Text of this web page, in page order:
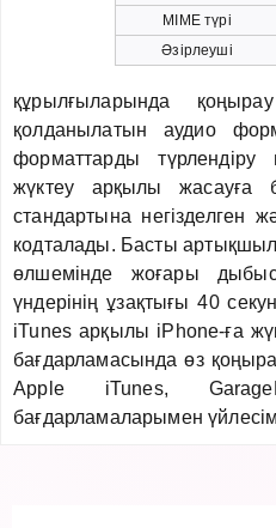
MIME түрі
Әзірлеуші
құрылғыларында
қолданылатын аудио
форматтарды
жүктеу арқылы жасауға
стандартына негізделген
кодталады. Басты
өлшемінде жоғары
үндерінің ұзақтығы 40
iTunes арқылы iPhone-ға
бағдарламасында өз
Apple iTunes,
бағдарламаларымен